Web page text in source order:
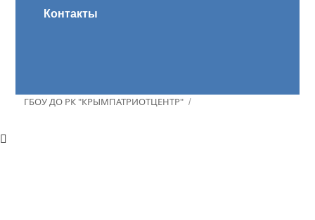
Контакты
ГБОУ ДО РК "КРЫМПАТРИОТЦЕНТР"